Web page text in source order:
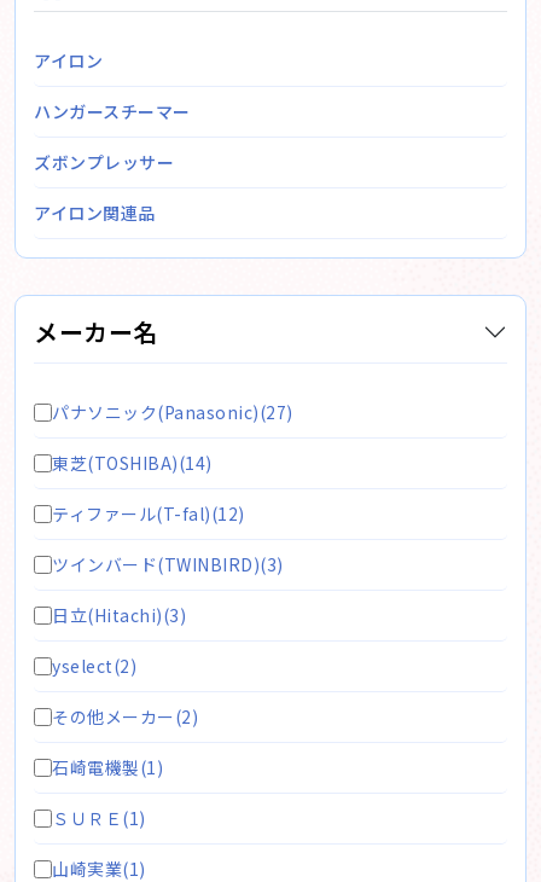
アイロン
ハンガースチーマー
ズボンプレッサー
アイロン関連品
メーカー名
パナソニック(Panasonic)(27)
東芝(TOSHIBA)(14)
ティファール(T-fal)(12)
ツインバード(TWINBIRD)(3)
日立(Hitachi)(3)
yselect(2)
その他メーカー(2)
石崎電機製(1)
ＳＵＲＥ(1)
山崎実業(1)